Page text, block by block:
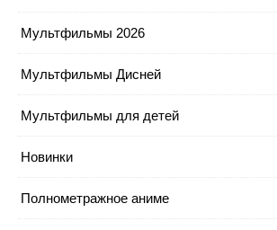
Мультфильмы 2026
Мультфильмы Дисней
Мультфильмы для детей
Новинки
Полнометражное аниме